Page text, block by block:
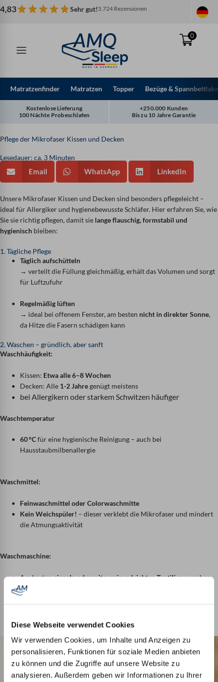
Diese Webseite verwendet Cookies
Wir verwenden Cookies, um Inhalte und Anzeigen zu
personalisieren, Funktionen für soziale Medien anbieten
zu können und die Zugriffe auf unsere Website zu
analysieren. Außerdem geben wir Informationen zu Ihrer
Zum
Inhalt
4,83 Sehr gut!3.724 Rezensionen
0
Matratzenfinder Matratzen Topper Bezüge &
Kostenlose Lieferung
100 Nächte Probeschlafen
+250.000 Kunden
Bis zu 10 Jahre Garantie
Pflege der Mikrofaser Kissen und Decken
Lesedauer: ca. 3 Minuten
Email WhatsApp LinkedIn
Unsere Mikrofaser Kissen und Decken sind besonders pflegeleicht –
ideal für Allergiker und hygienebewusste Schläfer. Hier erfahren Sie, wie
Sie sie richtig pflegen, damit sie lange flauschig, formstabil und
hygienisch bleiben:
1. Tägliche Pflege
Täglich aufschütteln
→ verteilt die Füllung gleichmäßig, erhält das Volumen und sorgt
für Luftzufuhr
Regelmäßig lüften
→ ideal bei offenem Fenster, am besten nicht in direkter Sonne,
da Hitze die Fasern schädigen kann
2. Waschen – gründlich, aber sanft
Waschhäufigkeit:
Kissen: Etwa alle 6–8 Wochen
Decken: Alle 1-2 Jahregenügt meistens
bei Allergikern oder starkem Schwitzen häufiger
Waschtemperatur
60 °Cfür eine hygienische Reinigung – auch bei
Hausstaubmilbenallergie
Waschmittel:
Feinwaschmittel oder Colorwaschmitte
Kein Weichspüler! – dieser verklebt die Mikrofaser und mindert
die Atmungsaktivität
Waschmaschine:
Am besteneinzeln oder mit wenigen leichten Textilienwaschen
Achten Sie darauf die Trommel nicht zu überladen – das Kissen
bzw. die Decke braucht Platz zum Durchspülen